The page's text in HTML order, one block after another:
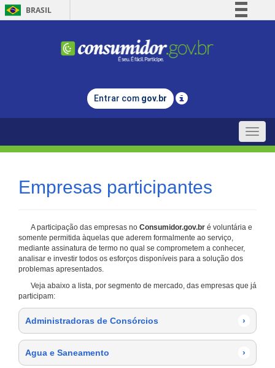
BRASIL
Comunica BR
Legislação
Entrar com gov.br
Toggle
Empresas participantes
A participação das empresas no Consumidor.gov.br é voluntária e
somente permitida àquelas que aderem formalmente ao serviço,
mediante assinatura de termo no qual se comprometem a conhecer,
analisar e investir todos os esforços disponíveis para a solução dos
problemas apresentados.
Veja abaixo a lista, por segmento de mercado, das empresas que já
participam:
Administradoras de Consórcios ›
Agua e Saneamento ›